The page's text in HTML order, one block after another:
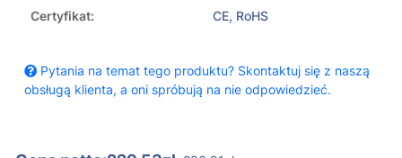
Certyfikat:
CE, RoHS
Pytania na temat tego produktu? Skontaktuj się z naszą
obsługą klienta, a oni spróbują na nie odpowiedzieć.